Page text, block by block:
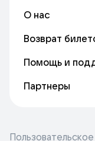
О нас
Возврат
Помощь и
Партнеры